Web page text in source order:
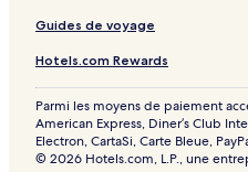
Guides de voyage
Hotels.com Rewards
Parmi les moyens de paiement
American Express, Diner’s Club
Electron, CartaSi, Carte Bleue,
© 2026 Hotels.com, L.P., une